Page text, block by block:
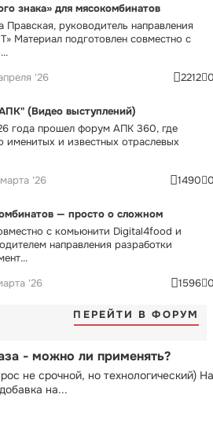
знака» для мясокомбинатов
руководитель направления
Материал подготовлен совместно с
'26 2212
(Видео выступлений)
года прошел форум АПК 360, где
именитых и известных отраслевых
'26 1490
— просто о сложном
с комьюнити Digital4food и
направления разработки
'26 1596
ПЕРЕЙТИ В ФОРУМ
- можно ли применять?
не срочной, но технологический) На
на...